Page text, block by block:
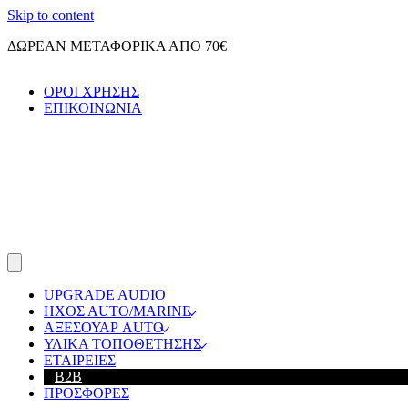
Skip to content
ΔΩΡΕΑΝ ΜΕΤΑΦΟΡΙΚΑ ΑΠΟ 70€
ΟΡΟΙ ΧΡΗΣΗΣ
ΕΠΙΚΟΙΝΩΝΙΑ
UPGRADE AUDIO
ΗΧΟΣ ΑUTO/MARINE
ΑΞΕΣΟΥΑΡ AUTO
ΥΛΙΚΑ ΤΟΠΟΘΕΤΗΣΗΣ
ΕΤΑΙΡΕΙΕΣ
B2B
ΠΡΟΣΦΟΡΕΣ